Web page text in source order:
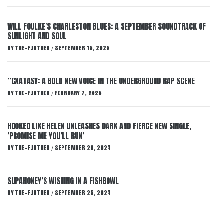
WILL FOULKE’S CHARLESTON BLUES: A SEPTEMBER SOUNDTRACK OF
SUNLIGHT AND SOUL
BY THE-FURTHER / SEPTEMBER 15, 2025
“CXATASY: A BOLD NEW VOICE IN THE UNDERGROUND RAP SCENE
BY THE-FURTHER / FEBRUARY 7, 2025
HOOKED LIKE HELEN UNLEASHES DARK AND FIERCE NEW SINGLE,
‘PROMISE ME YOU’LL RUN’
BY THE-FURTHER / SEPTEMBER 28, 2024
SUPAHONEY’S WISHING IN A FISHBOWL
BY THE-FURTHER / SEPTEMBER 25, 2024